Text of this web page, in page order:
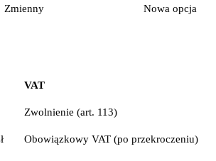
Zmienny Nowa opcja
VAT
Zwolnienie (art. 113)
Obowiązkowy VAT (po przekroczeniu)